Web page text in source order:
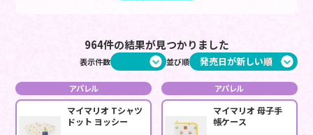
964件の結果が見つかりました
表示件数 並び順
アパレル
マイマリオ Tシャツ
ドット ヨッシー
アパレル
マイマリオ 母子手
帳ケース